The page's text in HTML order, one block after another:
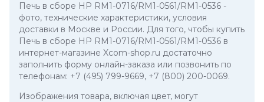
Печь в сборе HP RM1-0716/RM1-0561/RM1-0536 -
фото, технические характеристики, условия
доставки в Москве и России. Для того, чтобы купить
Печь в сборе HP RM1-0716/RM1-0561/RM1-0536 в
интернет-магазине Xcom-shop.ru достаточно
заполнить форму онлайн-заказа или позвонить по
телефонам: +7 (495) 799-9669, +7 (800) 200-0069.
Изображения товара, включая цвет, могут